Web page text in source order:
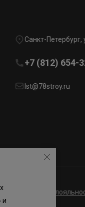
Санкт-
+7 (812) 654-
lst@78stroy.ru
к программе
и